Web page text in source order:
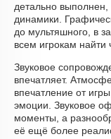
детально выполнен,
динамики.
до мультяшного, в
всем игрокам найти
Звуковое
впечатляет.
впечатление от
эмоции. Звуковое
моменты, а
её ещё более